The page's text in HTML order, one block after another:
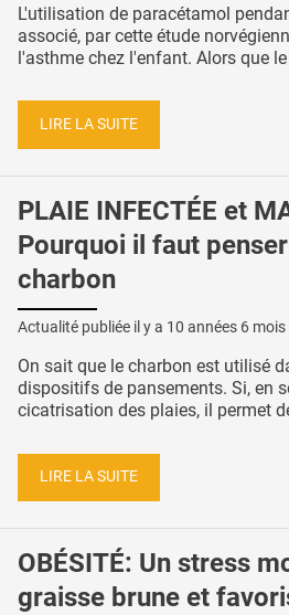
L'utilisation de paracétamol
associé, par cette étude
l'asthme chez l'enfant. Alors que le
LIRE LA SUITE
PLAIE INFECTÉE et
Pourquoi il faut
charbon
Actualité publiée il y a 10 années 6 mois
On sait que le charbon est utilisé
dispositifs de pansements. Si, en
cicatrisation des plaies, il permet
LIRE LA SUITE
OBÉSITÉ: Un stress
graisse brune et